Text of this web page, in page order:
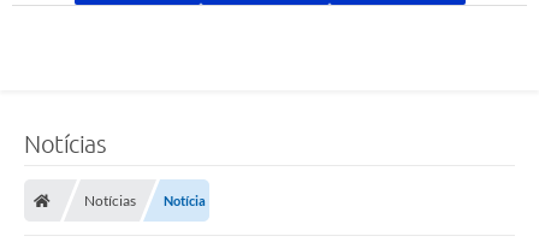
Notícias
Notícias Notícia